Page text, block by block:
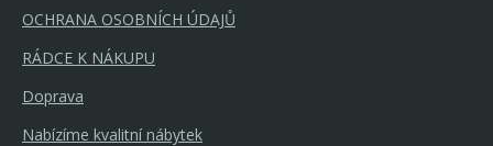
OCHRANA OSOBNÍCH ÚDAJŮ
RÁDCE K NÁKUPU
Doprava
Nabízíme kvalitní nábytek